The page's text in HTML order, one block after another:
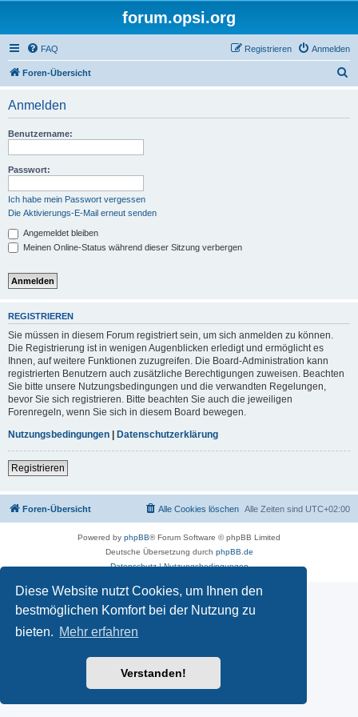
Diese Website nutzt Cookies, um Ihnen den
bestmöglichen Komfort bei der Nutzung zu
bieten. Mehr erfahren
Verstanden!
forum.opsi.org
FAQ Anmelden
Registrieren
Foren-Übersicht
Anmelden
Benutzername:
Passwort:
Ich habe mein Passwort vergessen
Die Aktivierungs-E-Mail erneut senden
Angemeldet bleiben
Meinen Online-Status während dieser Sitzung verbergen
REGISTRIEREN
Sie müssen in diesem Forum registriert sein, um sich anmelden zu können.
Die Registrierung ist in wenigen Augenblicken erledigt und ermöglicht es
Ihnen, auf weitere Funktionen zuzugreifen. Die Board-Administration kann
registrierten Benutzern auch zusätzliche Berechtigungen zuweisen. Beachten
Sie bitte unsere Nutzungsbedingungen und die verwandten Regelungen,
bevor Sie sich registrieren. Bitte beachten Sie auch die jeweiligen
Forenregeln, wenn Sie sich in diesem Board bewegen.
Nutzungsbedingungen | Datenschutzerklärung
Registrieren
Foren-Übersicht Alle Zeiten sind UTC+02:00
Alle Cookies löschen
Powered by phpBB® Forum Software © phpBB Limited
Deutsche Übersetzung durch phpBB.de
Datenschutz|Nutzungsbedingungen